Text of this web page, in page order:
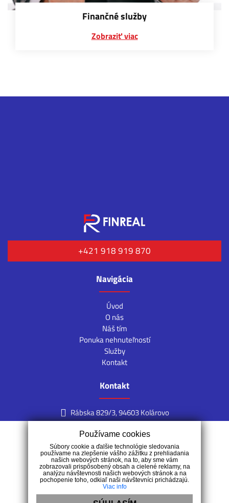
Finančné služby
Zobraziť viac
+421 918 919 870
Navigácia
Úvod
O nás
Náš tím
Ponuka nehnuteľností
Služby
Kontakt
Kontakt
Rábska 829/3, 94603 Kolárovo
+421 918 919 870
info@fin-real.sk
Používame cookies
Súbory cookie a ďalšie technológie sledovania
používame na zlepšenie vášho zážitku z prehliadania
našich webových stránok, na to, aby sme vám
zobrazovali prispôsobený obsah a cielené reklamy, na
analýzu návštevnosti našich webových stránok a na
pochopenie toho, odkiaľ naši návštevníci prichádzajú.
Viac info